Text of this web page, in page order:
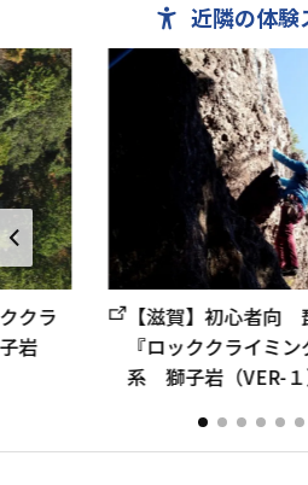
近隣の体験
クラ
岩
【滋賀】初心者向
『ロッククライミ
系 獅子岩（VER-１